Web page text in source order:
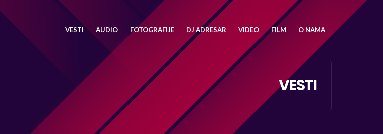
VESTI AUDIO FOTOGRAFIJE DJ ADRESAR VIDEO FILM O NAMA
VESTI